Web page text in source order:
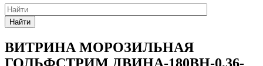
Найти
ВИТРИНА МОРОЗИЛЬНАЯ